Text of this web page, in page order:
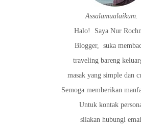
Assalamualaikum.
Halo!
Saya Nur
Blogger, suka
traveling bareng
masak yang simple dan
Semoga memberikan
Untuk kontak
silakan hubungi